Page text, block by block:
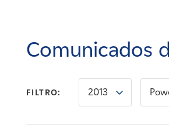
Noticias
Contacte con
Comunicados
FILTRO: 2013